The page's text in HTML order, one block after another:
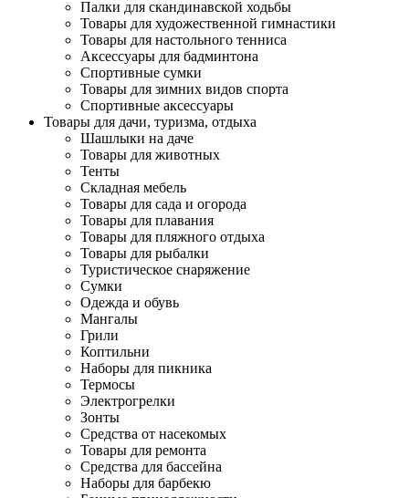
Палки для скандинавской ходьбы
Товары для художественной гимнастики
Товары для настольного тенниса
Аксессуары для бадминтона
Спортивные сумки
Товары для зимних видов спорта
Спортивные аксессуары
Товары для дачи, туризма, отдыха
Шашлыки на даче
Товары для животных
Тенты
Складная мебель
Товары для сада и огорода
Товары для плавания
Товары для пляжного отдыха
Товары для рыбалки
Туристическое снаряжение
Сумки
Одежда и обувь
Мангалы
Грили
Коптильни
Наборы для пикника
Термосы
Электрогрелки
Зонты
Средства от насекомых
Товары для ремонта
Средства для бассейна
Наборы для барбекю